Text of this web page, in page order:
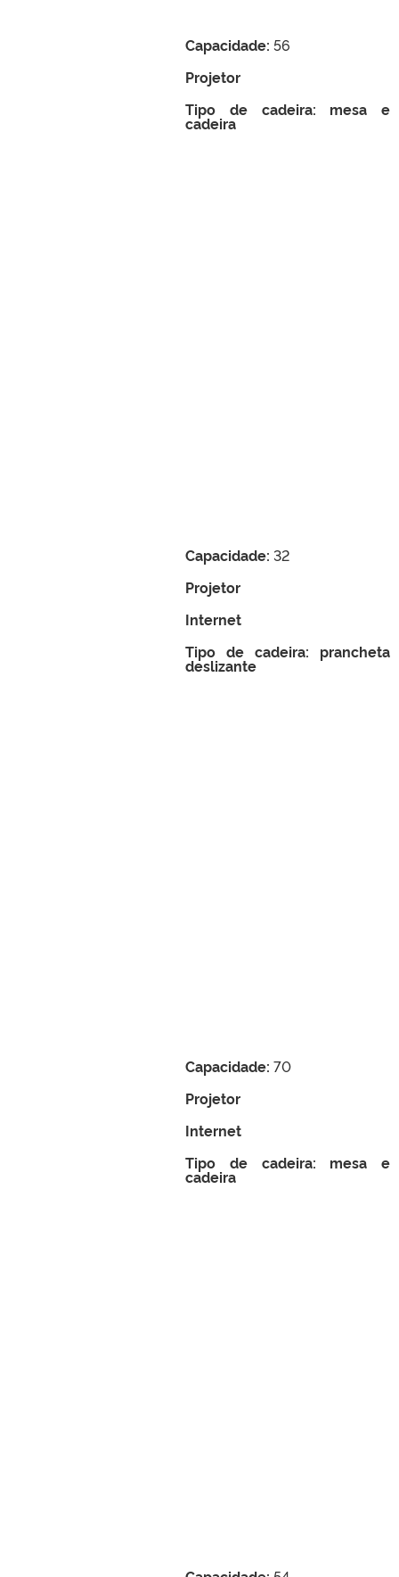
Capacidade: 56
Projetor
Tipo de cadeira: mesa e
cadeira
Capacidade: 32
Projetor
Internet
Tipo de cadeira: prancheta
deslizante
Capacidade: 70
Projetor
Internet
Tipo de cadeira: mesa e
cadeira